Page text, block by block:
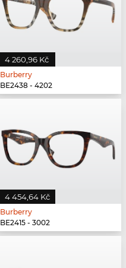
4 260,96 Kč
Burberry
BE2438 - 4202
4 454,64 Kč
Burberry
BE2415 - 3002